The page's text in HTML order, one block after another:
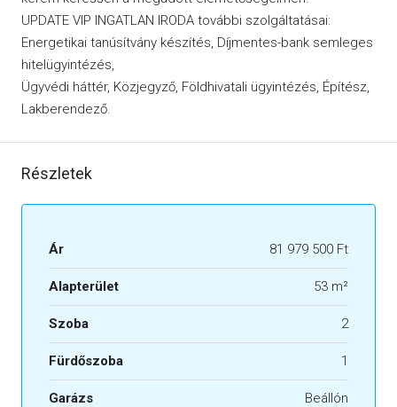
UPDATE VIP INGATLAN IRODA további szolgáltatásai:
Energetikai tanúsítvány készítés, Díjmentes-bank semleges
hitelügyintézés,
Ügyvédi háttér, Közjegyző, Földhivatali ügyintézés, Építész,
Lakberendező.
Részletek
Ár 81 979 500 Ft
Alapterület 53 m²
Szoba 2
Fürdőszoba 1
Garázs Beállón